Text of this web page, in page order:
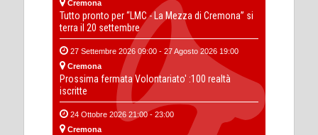
Cremona
Tutto pronto per “LMC - La Mezza di Cremona” si
terra il 20 settembre
27 Settembre 2026 09:00 - 27 Agosto 2026 19:00
Cremona
Prossima fermata Volontariato' :100 realtà
iscritte
24 Ottobre 2026 21:00 - 23:00
Cremona